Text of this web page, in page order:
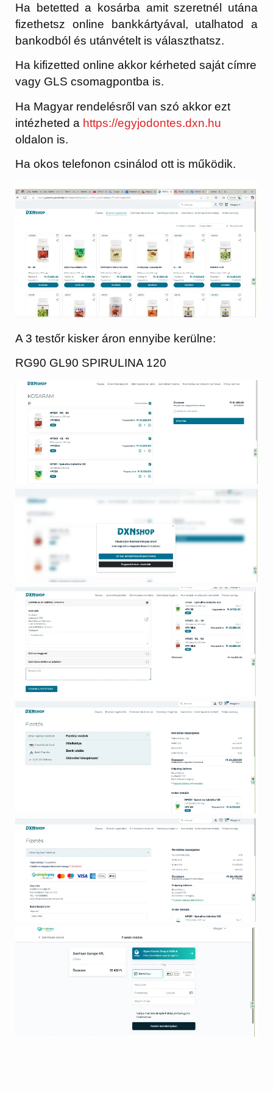
Ha betetted a kosárba amit szeretnél utána
fizethetsz online bankkártyával, utalhatod a
bankodból és utánvételt is választhatsz.
Ha kifizetted online akkor kérheted saját címre
vagy GLS csomagpontba is.
Ha Magyar rendelésről van szó akkor ezt
intézheted a https://egyjodontes.dxn.hu
oldalon is.
Ha okos telefonon csinálod ott is működik.
A 3 testőr kisker áron ennyibe kerülne:
RG90 GL90 SPIRULINA 120